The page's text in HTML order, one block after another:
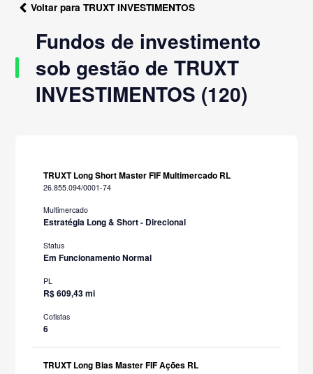
Voltar para TRUXT INVESTIMENTOS
Fundos de investimento
sob gestão de TRUXT
INVESTIMENTOS (120)
TRUXT Long Short Master FIF Multimercado RL
26.855.094/0001-74
Multimercado
Estratégia Long & Short - Direcional
Status
Em Funcionamento Normal
PL
R$ 609,43 mi
Cotistas
6
TRUXT Long Bias Master FIF Ações RL